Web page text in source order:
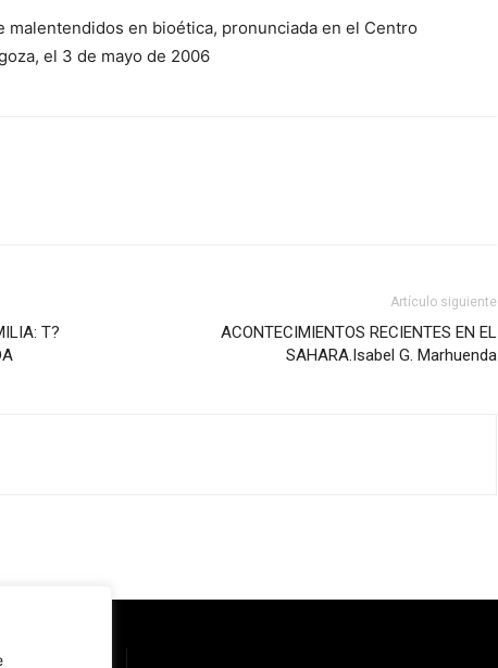
malentendidos en bioética, pronunciada en el Centro
el 3 de mayo de 2006
T?
Artículo siguiente
ACONTECIMIENTOS RECIENTES EN EL
SAHARA.Isabel G. Marhuenda